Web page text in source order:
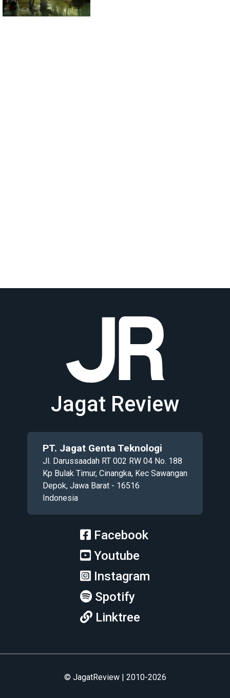
Jagat Review
PT. Jagat Genta Teknologi
Jl. Darussaadah RT 002 RW 04 No. 188
Kp Bulak Timur, Cinangka, Kec Sawangan
Depok, Jawa Barat - 16516
Indonesia
Facebook
Youtube
Instagram
Spotify
Linktree
© JagatReview | 2010-2026